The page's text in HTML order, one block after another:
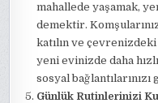
mahallede yaşamak,
demektir.
katılın ve
yeni evinizde daha
sosyal
Günlük Rutinlerinizi